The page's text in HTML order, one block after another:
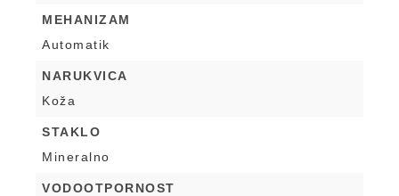
MEHANIZAM
Automatik
NARUKVICA
Koža
STAKLO
Mineralno
VODOOTPORNOST